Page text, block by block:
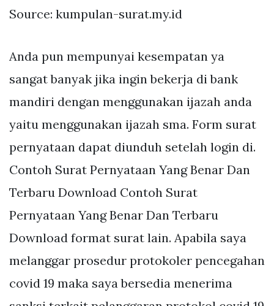
Source: kumpulan-surat.my.id
Anda pun mempunyai kesempatan ya
sangat banyak jika ingin bekerja di bank
mandiri dengan menggunakan ijazah anda
yaitu menggunakan ijazah sma. Form surat
pernyataan dapat diunduh setelah login di.
Contoh Surat Pernyataan Yang Benar Dan
Terbaru Download Contoh Surat
Pernyataan Yang Benar Dan Terbaru
Download format surat lain. Apabila saya
melanggar prosedur protokoler pencegahan
covid 19 maka saya bersedia menerima